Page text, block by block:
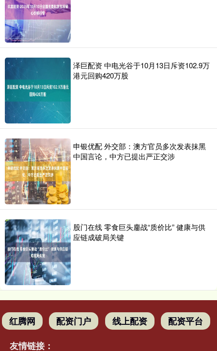
泽巨配资 中电光谷于10月13日斥资102.9万
港元回购420万股
申银优配 外交部：澳方官员多次发表抹黑
中国言论，中方已提出严正交涉
股门在线 零食巨头鏖战“质价比” 健康与供
应链成破局关键
红腾网 配资门户 线上配资
配资平台
友情链接：